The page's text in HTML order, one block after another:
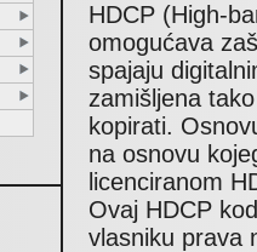
HDCP (High-
omogućava
spajaju
zamišljena
kopirati.
na osnovu
licenciranom
Ovaj HDCP
vlasniku prava